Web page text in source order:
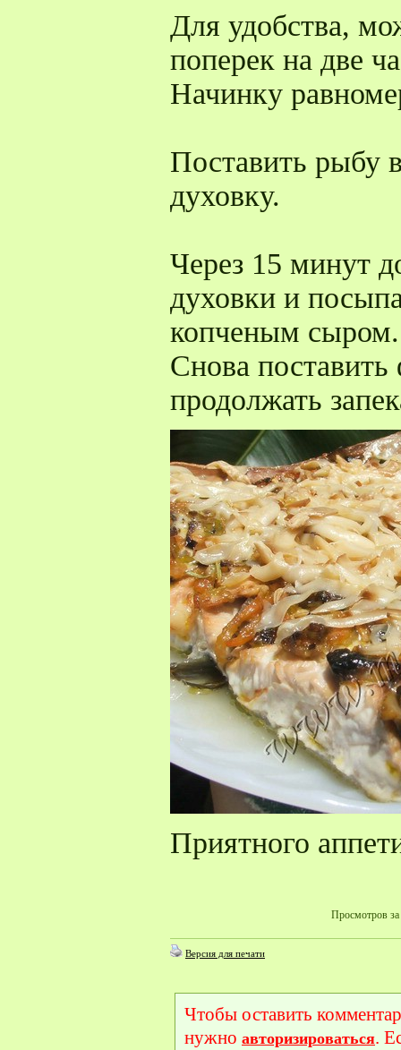
Для удобства,
поперек на две
Начинку
Поставить рыбу
духовку.
Через 15 минут
духовки и
копченым сыром.
Снова
продолжать
Приятного
Просмотров за
Версия для печати
Чтобы оставить
нужно авторизироваться.